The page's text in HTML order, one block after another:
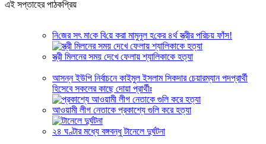
এই সপ্তাহের পাঠকপ্রিয়
নি‌জের সৎ মা‌কে বি‌য়ে করা মামুনুল হ‌কের ৪র্থ স্ত্রীর প‌রিচয় ফাঁস!
স্ত্রী মিলনের সময় দেখে ফেলায় শ্যালিকাকে হত্যা
আসন্ন ইউপি নির্বাচনে কাইমুল ইসলাম সিকদার চেয়ারম্যান পদপ্রার্থী
হিসেবে সকলের কাছে দোয়া প্রার্থীঃ
আওয়ামী লীগ নেতাকে প্রকাশ্যে গুলি করে হত্যা
২৪ ঘণ্টার মধ্যে বঙ্গবন্ধু টানেলে দুর্ঘটনা